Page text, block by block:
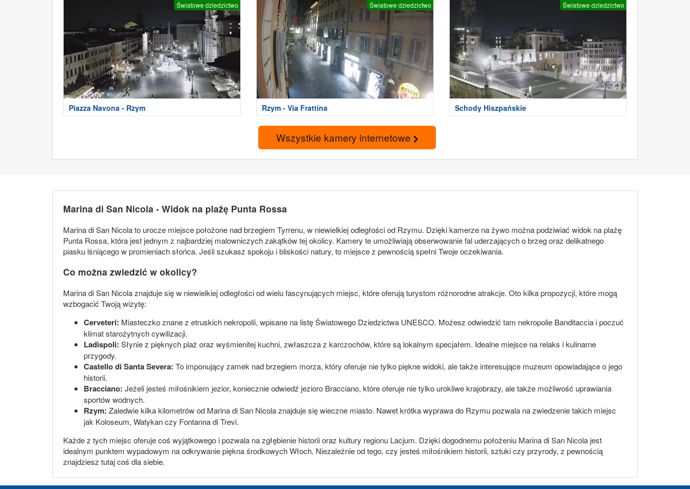
Światowe dziedzictwo
Piazza Navona - Rzym
Światowe dziedzictwo
Rzym - Via Frattina
Światowe dziedzictwo
Schody Hiszpańskie
Wszystkie kamery internetowe
Marina di San Nicola - Widok na plażę Punta Rossa
Marina di San Nicola to urocze miejsce położone nad brzegiem Tyrrenu, w niewielkiej odległości od Rzymu. Dzięki kamerze na żywo można podziwiać widok na plażę
Punta Rossa, która jest jednym z najbardziej malowniczych zakątków tej okolicy. Kamery te umożliwiają obserwowanie fal uderzających o brzeg oraz delikatnego
piasku lśniącego w promieniach słońca. Jeśli szukasz spokoju i bliskości natury, to miejsce z pewnością spełni Twoje oczekiwania.
Co można zwiedzić w okolicy?
Marina di San Nicola znajduje się w niewielkiej odległości od wielu fascynujących miejsc, które oferują turystom różnorodne atrakcje. Oto kilka propozycji, które mogą
wzbogacić Twoją wizytę:
Cerveteri: Miasteczko znane z etruskich nekropolii, wpisane na listę Światowego Dziedzictwa UNESCO. Możesz odwiedzić tam nekropolie Banditaccia i poczuć
klimat starożytnych cywilizacji.
Ladispoli: Słynie z pięknych plaż oraz wyśmienitej kuchni, zwłaszcza z karczochów, które są lokalnym specjałem. Idealne miejsce na relaks i kulinarne
przygody.
Castello di Santa Severa: To imponujący zamek nad brzegiem morza, który oferuje nie tylko piękne widoki, ale także interesujące muzeum opowiadające o jego
historii.
Bracciano: Jeżeli jesteś miłośnikiem jezior, koniecznie odwiedź jezioro Bracciano, które oferuje nie tylko urokliwe krajobrazy, ale także możliwość uprawiania
sportów wodnych.
Rzym: Zaledwie kilka kilometrów od Marina di San Nicola znajduje się wieczne miasto. Nawet krótka wyprawa do Rzymu pozwala na zwiedzenie takich miejsc
jak Koloseum, Watykan czy Fontanna di Trevi.
Każde z tych miejsc oferuje coś wyjątkowego i pozwala na zgłębienie historii oraz kultury regionu Lacjum. Dzięki dogodnemu położeniu Marina di San Nicola jest
idealnym punktem wypadowym na odkrywanie piękna środkowych Włoch. Niezależnie od tego, czy jesteś miłośnikiem historii, sztuki czy przyrody, z pewnością
znajdziesz tutaj coś dla siebie.